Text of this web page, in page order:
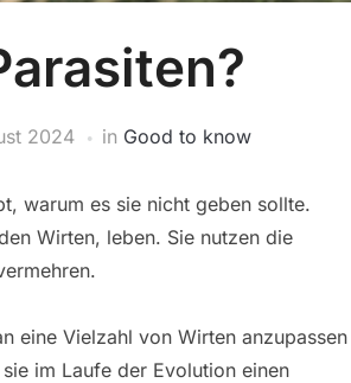
2024 in Good to know
warum es sie nicht geben sollte.
Wirten, leben. Sie nutzen die
eine Vielzahl von Wirten anzupassen
im Laufe der Evolution einen